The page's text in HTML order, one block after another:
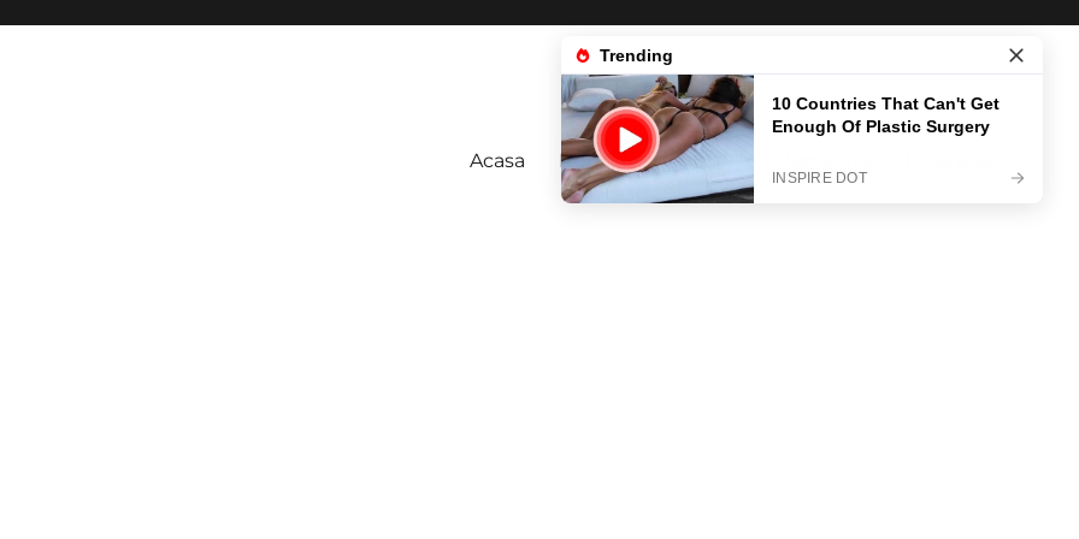
Acasa News Life & Style